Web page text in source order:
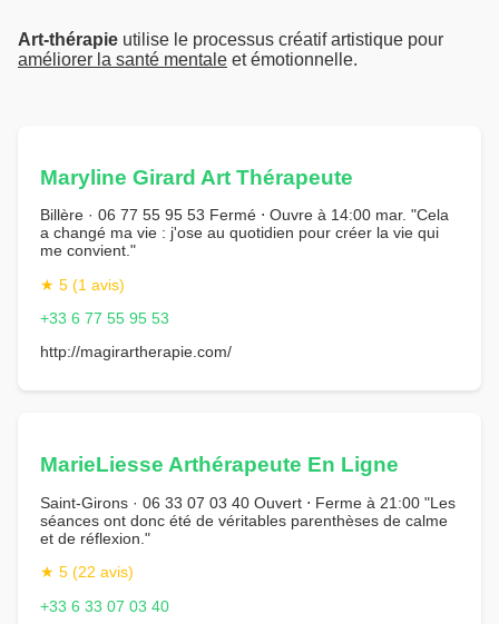
Art-thérapie utilise le processus créatif artistique pour
améliorer la santé mentale et émotionnelle.
Maryline Girard Art Thérapeute
Billère · 06 77 55 95 53 Fermé ⋅ Ouvre à 14:00 mar. "Cela
a changé ma vie : j'ose au quotidien pour créer la vie qui
me convient."
★ 5 (1 avis)
+33 6 77 55 95 53
http://magirartherapie.com/
MarieLiesse Arthérapeute En Ligne
Saint-Girons · 06 33 07 03 40 Ouvert ⋅ Ferme à 21:00 "Les
séances ont donc été de véritables parenthèses de calme
et de réflexion."
★ 5 (22 avis)
+33 6 33 07 03 40